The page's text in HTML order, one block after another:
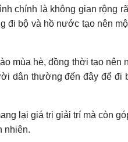
chính là không gian rộng
đi bộ và hồ nước tạo nên
mùa hè, đồng thời tạo nên
dân thường đến đây để đi
lại giá trị giải trí mà còn
nhiên.